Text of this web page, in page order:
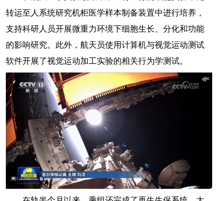
转运至人系统研究机柜医学样本制备装置中进行培养，
支持科研人员开展微重力环境下细胞生长、分化和功能
的影响研究。此外，航天员使用计算机与视觉运动测试
软件开展了视觉运动加工实验的相关行为学测试。